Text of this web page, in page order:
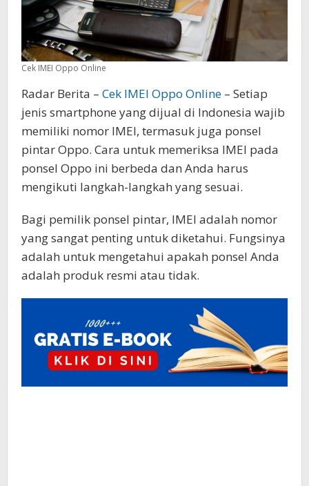
Cek IMEI Oppo Online
Radar Berita – Cek IMEI Oppo Online – Setiap
jenis smartphone yang dijual di Indonesia wajib
memiliki nomor IMEI, termasuk juga ponsel
pintar Oppo. Cara untuk memeriksa IMEI pada
ponsel Oppo ini berbeda dan Anda harus
mengikuti langkah-langkah yang sesuai.
Bagi pemilik ponsel pintar, IMEI adalah nomor
yang sangat penting untuk diketahui. Fungsinya
adalah untuk mengetahui apakah ponsel Anda
adalah produk resmi atau tidak.